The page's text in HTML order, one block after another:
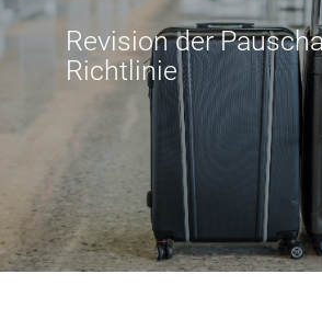
Revision der
Richtlinie